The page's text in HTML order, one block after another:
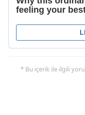
* Bu içerik ile ilgili